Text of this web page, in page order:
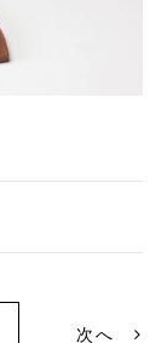
次へ